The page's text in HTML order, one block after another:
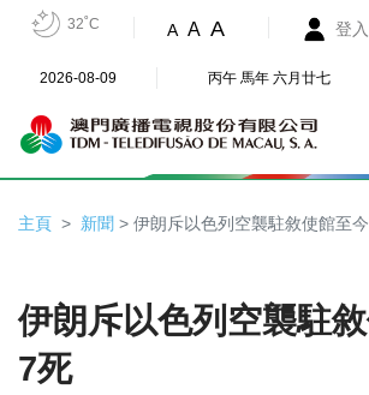
32˚C A A A 登入
2026-08-09 丙午 馬年 六月廿七
主頁 新聞 > 伊朗斥以色列空襲駐敘使館至
伊朗斥以色列空襲駐
7死